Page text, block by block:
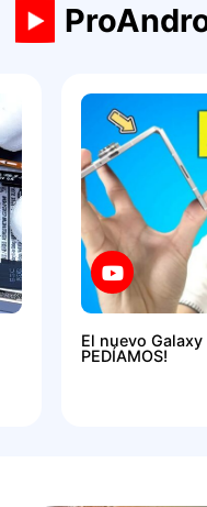
El nuevo Galaxy
PEDÍAMOS!